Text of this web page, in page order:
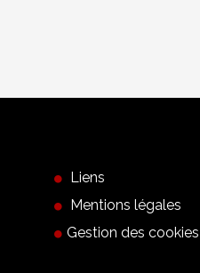
Liens
Mentions légales
Gestion des cookies